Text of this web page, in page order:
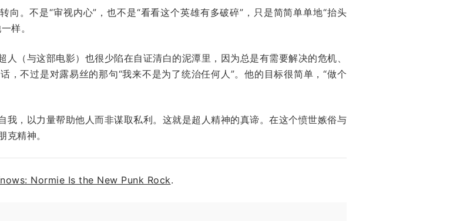
向。不是“审视内心”，也不是“看看这个英雄有多破碎”，只是简简单单地“抬头
样。
（与这部电影）也很少陷在自证清白的泥潭里，因为总是有需要解决的危机、
，不过是对露易丝的那句“我来不是为了统治任何人”。他的目标很简单，“做个
我，以力量帮助他人而非谋取私利。这就是超人精神的真谛。在这个愤世嫉俗与
精神。
Normie Is the New Punk Rock.